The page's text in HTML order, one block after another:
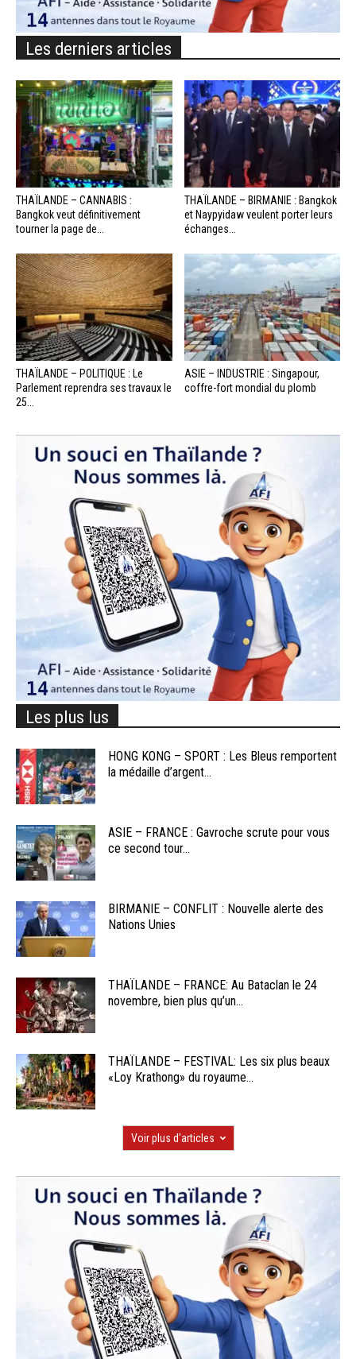
Les derniers articles
THAÏLANDE – CANNABIS :
Bangkok veut définitivement
tourner la page de...
THAÏLANDE – BIRMANIE : Bangkok
et Naypyidaw veulent porter leurs
échanges...
THAÏLANDE – POLITIQUE : Le
Parlement reprendra ses travaux le
25...
ASIE – INDUSTRIE : Singapour,
coffre-fort mondial du plomb
Les plus lus
HONG KONG – SPORT : Les Bleus remportent
la médaille d’argent...
ASIE – FRANCE : Gavroche scrute pour vous
ce second tour...
BIRMANIE – CONFLIT : Nouvelle alerte des
Nations Unies
THAÏLANDE – FRANCE: Au Bataclan le 24
novembre, bien plus qu’un...
THAÏLANDE – FESTIVAL: Les six plus beaux
«Loy Krathong» du royaume...
Voir plus d'articles